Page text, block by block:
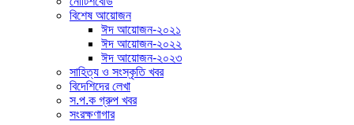
বিশেষ আয়োজন
ঈদ আয়োজন-২০২১
ঈদ আয়োজন-২০২২
ঈদ আয়োজন-২০২৩
সাহিত্য ও সংস্কৃতি খবর
বিদেশিদের লেখা
স.প.ক গ্রুপ খবর
সংরক্ষণাগার